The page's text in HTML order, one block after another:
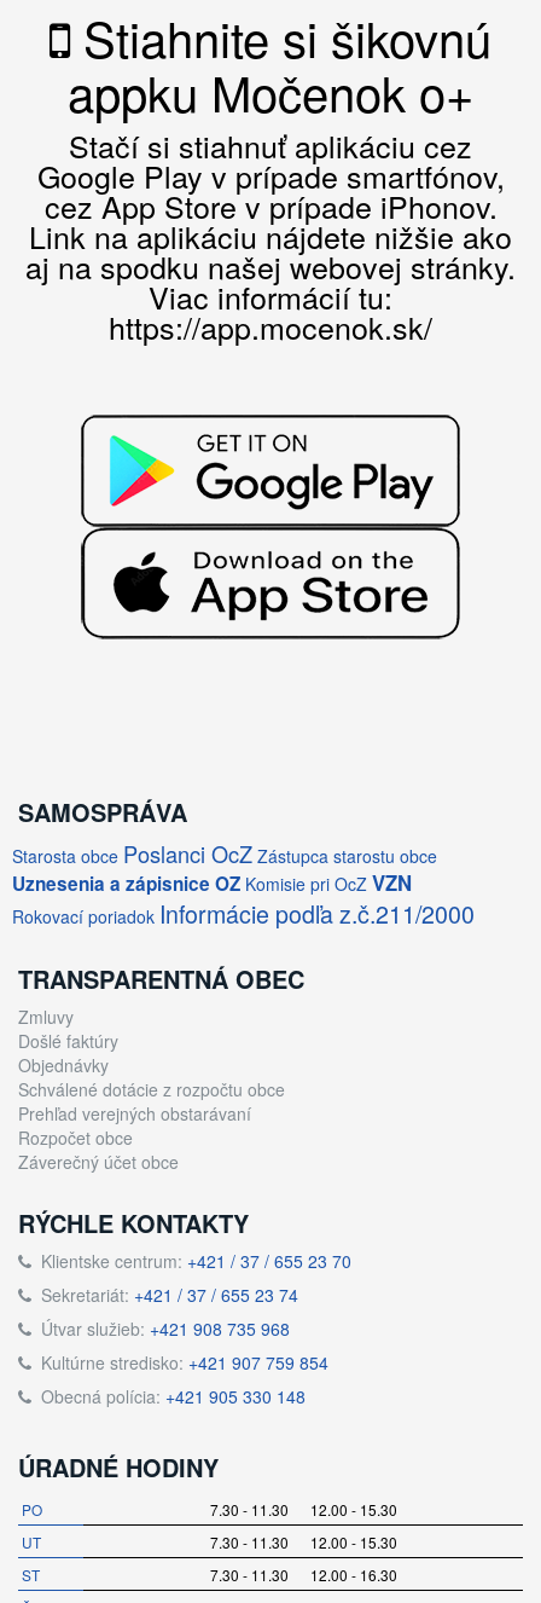
Stiahnite si šikovnú
appku Močenok o+
Stačí si stiahnuť aplikáciu cez
Google Play v prípade smartfónov,
cez App Store v prípade iPhonov.
Link na aplikáciu nájdete nižšie ako
aj na spodku našej webovej stránky.
Viac informácií tu:
https://app.mocenok.sk/
SAMOSPRÁVA
Starosta obce Poslanci OcZ Zástupca starostu obce
Uznesenia a zápisnice OZ Komisie pri OcZ VZN
Rokovací poriadok Informácie podľa z.č.211/2000
TRANSPARENTNÁ OBEC
Zmluvy
Došlé faktúry
Objednávky
Schválené dotácie z rozpočtu obce
Prehľad verejných obstarávaní
Rozpočet obce
Záverečný účet obce
RÝCHLE KONTAKTY
Klientske centrum: +421 / 37 / 655 23 70
Sekretariát: +421 / 37 / 655 23 74
Útvar služieb: +421 908 735 968
Kultúrne stredisko: +421 907 759 854
Obecná polícia: +421 905 330 148
ÚRADNÉ HODINY
PO
7.30 - 11.30 12.00 - 15.30
UT
7.30 - 11.30 12.00 - 15.30
ST
7.30 - 11.30 12.00 - 16.30